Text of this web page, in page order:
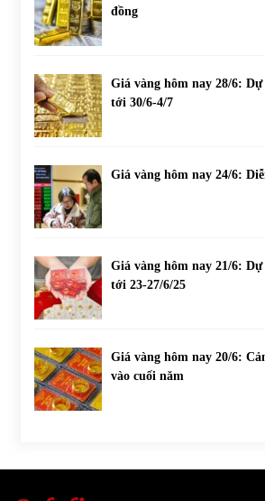
đồng
Giá vàng hôm nay 28/6:
tới 30/6-4/7
Giá vàng hôm nay 24/6:
Giá vàng hôm nay 21/6:
tới 23-27/6/25
Giá vàng hôm nay 20/6:
vào cuối năm